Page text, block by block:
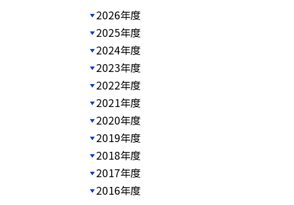
2026年度
2025年度
2024年度
2023年度
2022年度
2021年度
2020年度
2019年度
2018年度
2017年度
2016年度